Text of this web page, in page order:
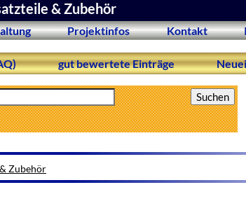
& Zubehör
Projektinfos Kontakt
gut bewertete Einträge
Zubehör